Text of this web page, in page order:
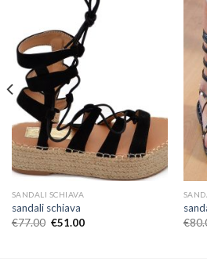
SANDALI SCHIAVA
sandali schiava
€77.00 €51.00
€